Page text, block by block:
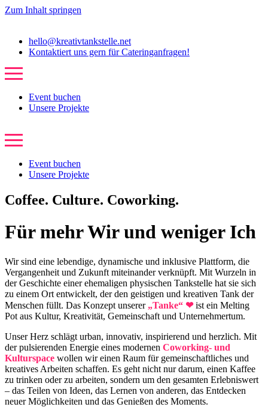
Zum Inhalt springen
hello@kreativtankstelle.net
Kontaktiert uns gern für Cateringanfragen!
Event buchen
Unsere Projekte
Event buchen
Unsere Projekte
Coffee. Culture. Coworking.
Für mehr Wir und weniger Ich
Wir sind eine lebendige, dynamische und inklusive Plattform, die
Vergangenheit und Zukunft miteinander verknüpft. Mit Wurzeln in
der Geschichte einer ehemaligen physischen Tankstelle hat sie sich
zu einem Ort entwickelt, der den geistigen und kreativen Tank der
Menschen füllt. Das Konzept unserer „Tanke“ ❤ist ein Melting
Pot aus Kultur, Kreativität, Gemeinschaft und Unternehmertum.
Unser Herz schlägt urban, innovativ, inspirierend und herzlich. Mit
der pulsierenden Energie eines modernen Coworking- und
Kulturspace wollen wir einen Raum für gemeinschaftliches und
kreatives Arbeiten schaffen. Es geht nicht nur darum, einen Kaffee
zu trinken oder zu arbeiten, sondern um den gesamten Erlebniswert
– das Teilen von Ideen, das Lernen von anderen, das Entdecken
neuer Möglichkeiten und das Genießen des Moments.